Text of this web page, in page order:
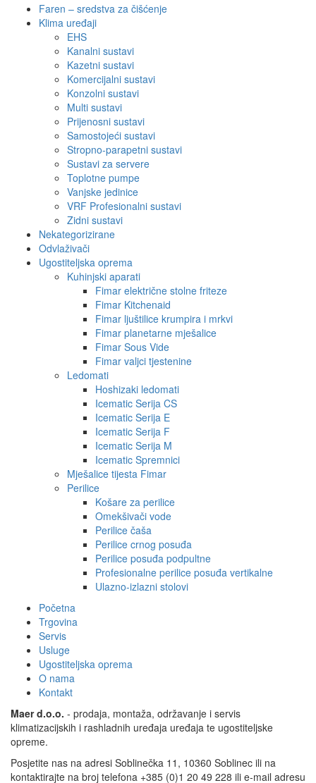
Faren – sredstva za čišćenje
Klima uređaji
EHS
Kanalni sustavi
Kazetni sustavi
Komercijalni sustavi
Konzolni sustavi
Multi sustavi
Prijenosni sustavi
Samostojeći sustavi
Stropno-parapetni sustavi
Sustavi za servere
Toplotne pumpe
Vanjske jedinice
VRF Profesionalni sustavi
Zidni sustavi
Nekategorizirane
Odvlaživači
Ugostiteljska oprema
Kuhinjski aparati
Fimar električne stolne friteze
Fimar Kitchenaid
Fimar ljuštilice krumpira i mrkvi
Fimar planetarne mješalice
Fimar Sous Vide
Fimar valjci tjestenine
Ledomati
Hoshizaki ledomati
Icematic Serija CS
Icematic Serija E
Icematic Serija F
Icematic Serija M
Icematic Spremnici
Mješalice tijesta Fimar
Perilice
Košare za perilice
Omekšivači vode
Perilice čaša
Perilice crnog posuđa
Perilice posuđa podpultne
Profesionalne perilice posuđa vertikalne
Ulazno-izlazni stolovi
Početna
Trgovina
Servis
Usluge
Ugostiteljska oprema
O nama
Kontakt
Maer d.o.o. - prodaja, montaža, održavanje i servis
klimatizacijskih i rashladnih uređaja uređaja te ugostiteljske
opreme.
Posjetite nas na adresi Soblinečka 11, 10360 Soblinec ili na
kontaktirajte na broj telefona +385 (0)1 20 49 228 ili e-mail adresu